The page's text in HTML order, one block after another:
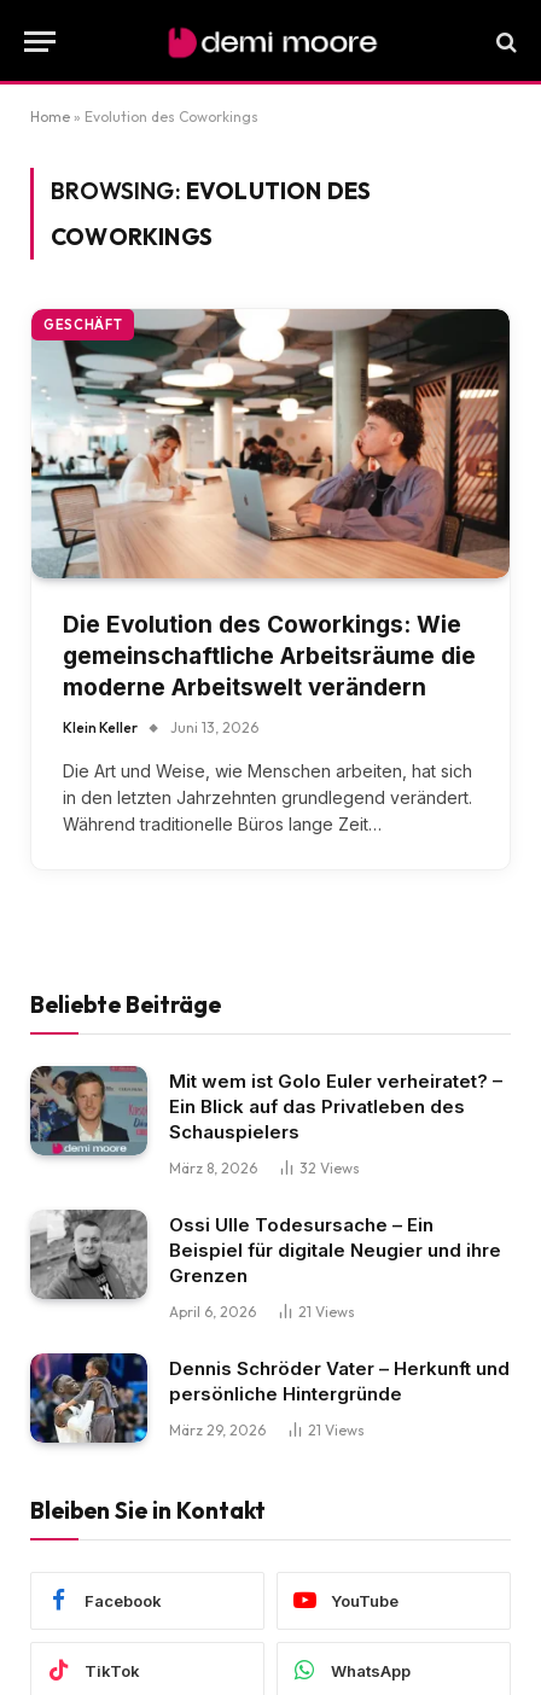
Home » Evolution des Coworkings
BROWSING: EVOLUTION DES
COWORKINGS
GESCHÄFT
Die Evolution des Coworkings: Wie
gemeinschaftliche Arbeitsräume die
moderne Arbeitswelt verändern
Klein Keller Juni 13, 2026
Die Art und Weise, wie Menschen arbeiten, hat sich
in den letzten Jahrzehnten grundlegend verändert.
Während traditionelle Büros lange Zeit…
Beliebte Beiträge
Mit wem ist Golo Euler verheiratet? –
Ein Blick auf das Privatleben des
Schauspielers
März 8, 2026 32 Views
Ossi Ulle Todesursache – Ein
Beispiel für digitale Neugier und ihre
Grenzen
April 6, 2026 21 Views
Dennis Schröder Vater – Herkunft und
persönliche Hintergründe
März 29, 2026 21 Views
Bleiben Sie in Kontakt
Facebook YouTube
TikTok WhatsApp